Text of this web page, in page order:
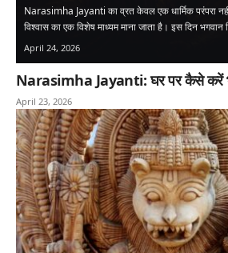
Narasimha Jayanti का व्रत केवल एक धार्मिक परंपरा
विश्वास का एक विशेष माध्यम माना जाता है। इस दिन
April 24, 2026
Narasimha Jayanti: घर पर कैसे करें
April 23, 2026